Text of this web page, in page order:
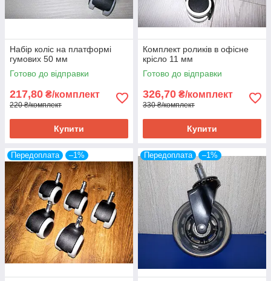
Набір коліс на платформі
гумових 50 мм
Готово до відправки
217,80 ₴/комплект
220 ₴/комплект
Купити
Комплект роликів в офісне
крісло 11 мм
Готово до відправки
326,70 ₴/комплект
330 ₴/комплект
Купити
Передоплата –1% Передоплата –1%